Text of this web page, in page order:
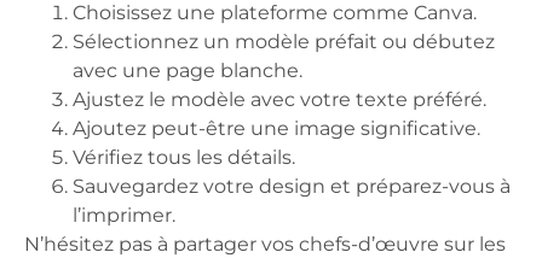
Choisissez une plateforme comme Canva.
Sélectionnez un modèle préfait ou débutez
avec une page blanche.
Ajustez le modèle avec votre texte préféré.
Ajoutez peut-être une image significative.
Vérifiez tous les détails.
Sauvegardez votre design et préparez-vous à
l’imprimer.
N’hésitez pas à partager vos chefs-d’œuvre sur les